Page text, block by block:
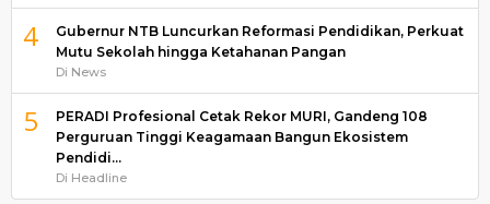
4
Gubernur NTB Luncurkan Reformasi Pendidikan, Perkuat
Mutu Sekolah hingga Ketahanan Pangan
Di News
5
PERADI Profesional Cetak Rekor MURI, Gandeng 108
Perguruan Tinggi Keagamaan Bangun Ekosistem
Pendidi…
Di Headline